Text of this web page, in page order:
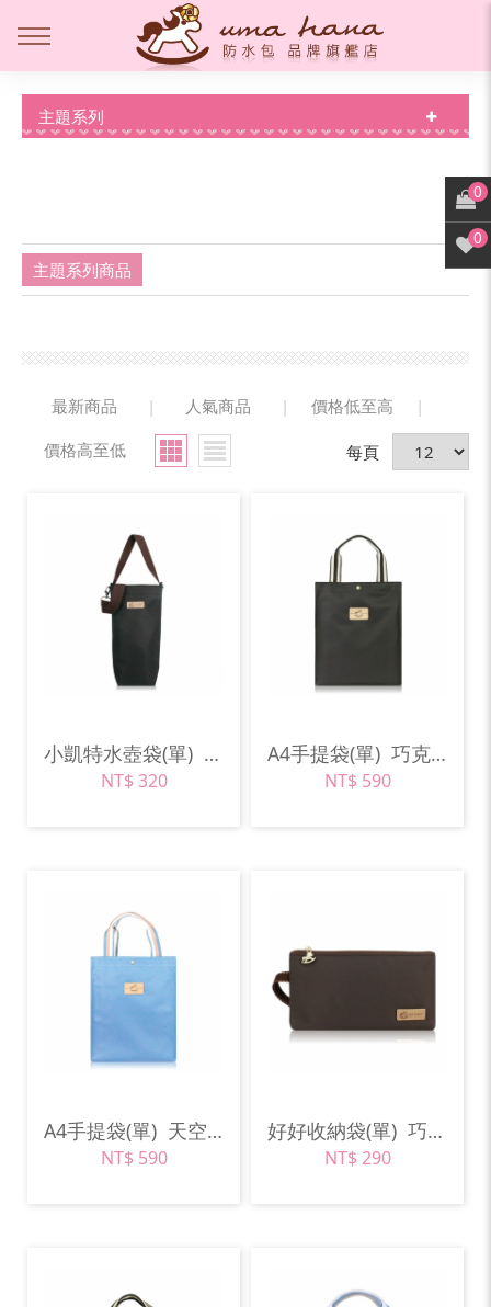
主題系列
主題系列商品
最新商品 | 人氣商品 | 價格低至高
|
價格高至低
每頁
小凱特水壺袋(單)
巧克力棕
NT$ 320
A4手提袋(單) 巧克力棕
NT$ 590
A4手提袋(單) 天空藍
NT$ 590
好好收納袋(單) 巧克力棕
NT$ 290
0
0